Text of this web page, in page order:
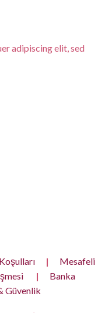
adipiscing elit, sed
|
Mesafeli
|
Banka
Güvenlik